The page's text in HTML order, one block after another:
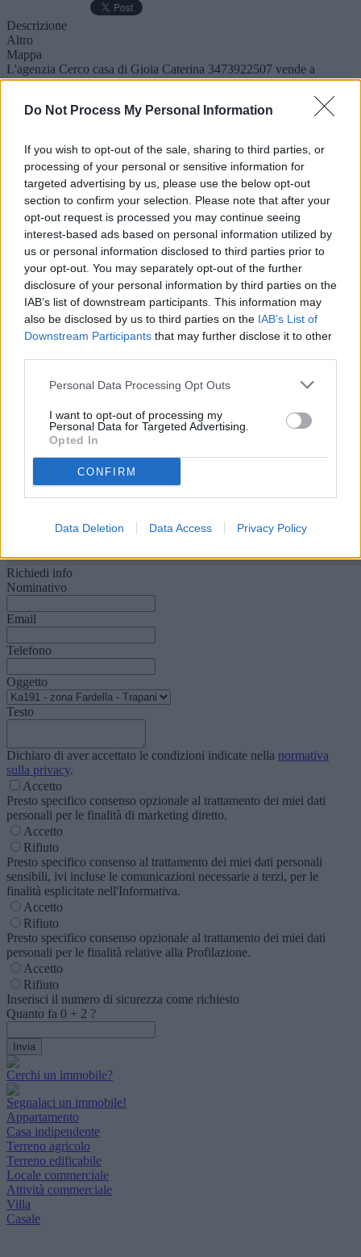
Do Not Process My Personal Information
If you wish to opt-out of the sale, sharing to third parties, or
processing of your personal or sensitive information for
targeted advertising by us, please use the below opt-out
section to confirm your selection. Please note that after your
opt-out request is processed you may continue seeing
interest-based ads based on personal information utilized by
us or personal information disclosed to third parties prior to
your opt-out. You may separately opt-out of the further
disclosure of your personal information by third parties on the
IAB’s list of downstream participants. This information may
also be disclosed by us to third parties on the IAB’s List of
Downstream Participants that may further disclose it to other
Personal Data Processing Opt Outs
I want to opt-out of processing my
Personal Data for Targeted Advertising.
Opted In
CONFIRM
Data Deletion Data Access Privacy Policy
Descrizione
Altro
Mappa
L'agenzia Cerco casa di Gioia Caterina 3473922507 vende a
Trapani in zona centrale traversa via Fardella un monolocale da
ammodernare disposto su due livelli. Primo livello soggiornino
angolo cottura e bagno con doccia. Secondo livello soppalco per
anche come punto d'appoggio. ape g Richiesta 35 Mia
Piano
Piano Terra
Disponibilità
Libero
Camere
Condizioni
Da ristrutturare
Riscaldamento
Autonomo
Richiedi info
Nominativo
Email
Telefono
Oggetto
Testo
Dichiaro di aver accettato le condizioni indicate nella normativa
sulla privacy.
Accetto
Presto specifico consenso opzionale al trattamento dei miei dati
personali per le finalità di marketing diretto.
Accetto
Rifiuto
Presto specifico consenso al trattamento dei miei dati personali
sensibili, ivi incluse le comunicazioni necessarie a terzi, per le
finalità esplicitate nell'Informativa.
Accetto
Rifiuto
Presto specifico consenso opzionale al trattamento dei miei dati
personali per le finalità relative alla Profilazione.
Accetto
Rifiuto
Inserisci il numero di sicurezza come richiesto
Quanto fa 0 + 2 ?
Cerchi un immobile?
Segnalaci un immobile!
Appartamento
Casa indipendente
Terreno agricolo
Terreno edificabile
Locale commerciale
Attività commerciale
Villa
Casale